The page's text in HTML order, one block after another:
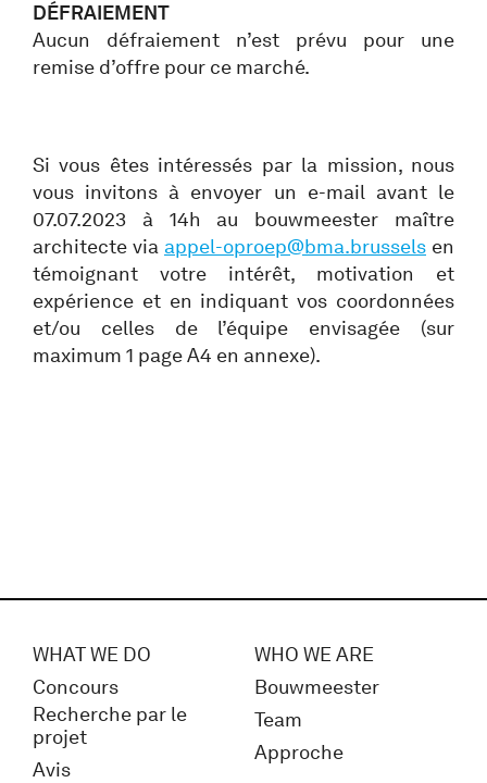
DÉFRAIEMENT
Aucun défraiement n’est prévu pour une
remise d’offre pour ce marché.
Si vous êtes intéressés par la mission, nous
vous invitons à envoyer un e-mail avant le
07.07.2023 à 14h au bouwmeester maître
architecte via appel-oproep@bma.brussels en
témoignant votre intérêt, motivation et
expérience et en indiquant vos coordonnées
et/ou celles de l’équipe envisagée (sur
maximum 1 page A4 en annexe).
WHAT WE DO
Concours
Recherche par le
projet
Avis
WHO WE ARE
Bouwmeester
Team
Approche